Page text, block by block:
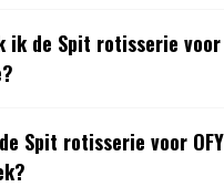
ik de Spit rotisserie voor
Spit rotisserie voor